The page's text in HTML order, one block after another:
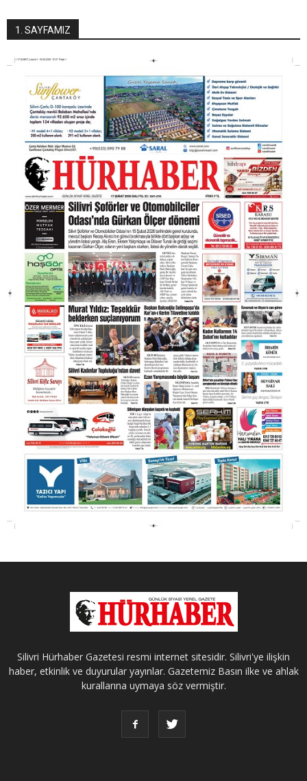
1. SAYFAMIZ
Silivri Hürhaber Gazetesi resmi internet sitesidir. Silivri'ye ilişkin
haber, etkinlik ve duyurular yayınlar. Gazetemiz Basın ilke ve ahlak
kurallarına uymaya söz vermiştir.